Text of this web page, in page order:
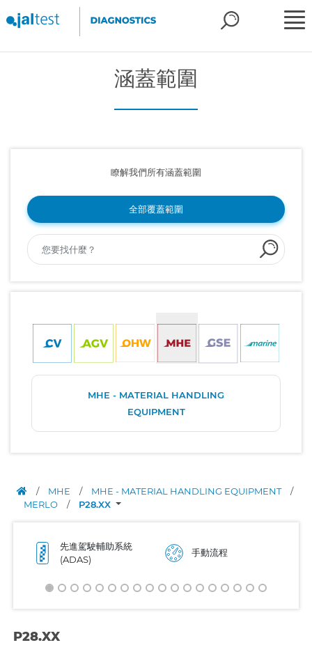
涵蓋範圍
瞭解我們所有涵蓋範圍
全部覆蓋範圍
MHE - MATERIAL HANDLING
EQUIPMENT
/ MHE / MHE - MATERIAL HANDLING EQUIPMENT
/
MERLO
/ P28.XX
先進駕駛輔助系統
(ADAS)
手動流程
P28.XX